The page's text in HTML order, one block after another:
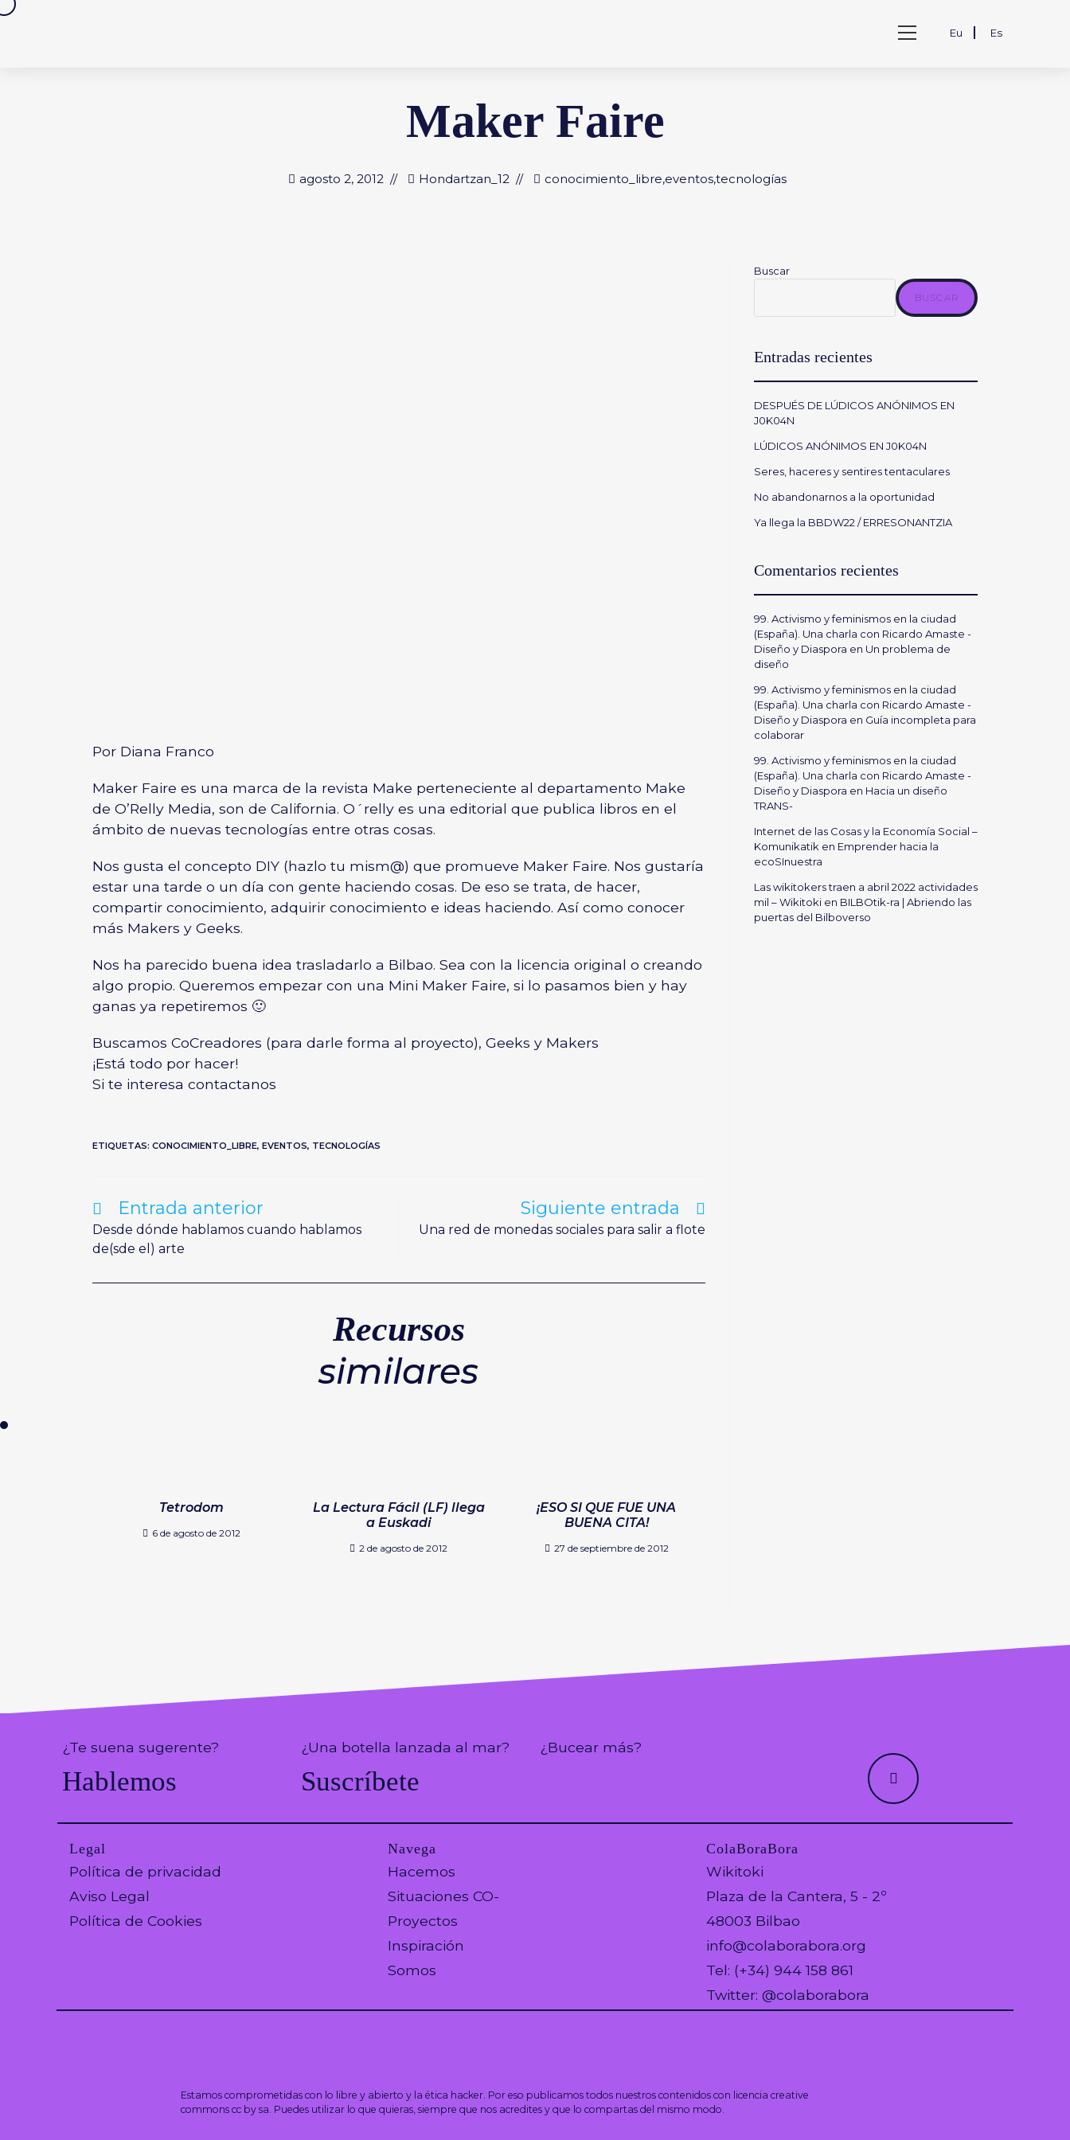
Saltar
Ver
menú
Eu Es
Maker Faire
agosto 2, 2012 Hondartzan_12 conocimiento_libre,eventos,tecnologías
Por Diana Franco
Maker Faire es una marca de la revista Make perteneciente al departamento Make
de O’Relly Media, son de California. O´relly es una editorial que publica libros en el
ámbito de nuevas tecnologías entre otras cosas.
Nos gusta el concepto DIY (hazlo tu mism@) que promueve Maker Faire. Nos gustaría
estar una tarde o un día con gente haciendo cosas. De eso se trata, de hacer,
compartir conocimiento, adquirir conocimiento e ideas haciendo. Así como conocer
más Makers y Geeks.
Nos ha parecido buena idea trasladarlo a Bilbao. Sea con la licencia original o creando
algo propio. Queremos empezar con una Mini Maker Faire, si lo pasamos bien y hay
ganas ya repetiremos 🙂
Buscamos CoCreadores (para darle forma al proyecto), Geeks y Makers
¡Está todo por hacer!
Si te interesa contactanos
ETIQUETAS: CONOCIMIENTO_LIBRE, EVENTOS, TECNOLOGÍAS
Leer
más
artículos
Entrada anterior
Desde dónde hablamos cuando hablamos
de(sde el) arte
Siguiente entrada
Una red de monedas sociales para salir a flote
Recursos
similares
Tetrodom
6 de agosto de 2012
La Lectura Fácil (LF) llega
a Euskadi
2 de agosto de 2012
¡ESO SI QUE FUE UNA
BUENA CITA!
27 de septiembre de 2012
Buscar
BUSCAR
Entradas recientes
DESPUÉS DE LÚDICOS ANÓNIMOS EN
J0K04N
LÚDICOS ANÓNIMOS EN J0K04N
Seres, haceres y sentires tentaculares
No abandonarnos a la oportunidad
Ya llega la BBDW22 / ERRESONANTZIA
Comentarios recientes
99. Activismo y feminismos en la ciudad
(España). Una charla con Ricardo Amaste -
Diseño y Diaspora en Un problema de
diseño
99. Activismo y feminismos en la ciudad
(España). Una charla con Ricardo Amaste -
Diseño y Diaspora en Guía incompleta para
colaborar
99. Activismo y feminismos en la ciudad
(España). Una charla con Ricardo Amaste -
Diseño y Diaspora en Hacia un diseño
TRANS-
Internet de las Cosas y la Economía Social –
Komunikatik en Emprender hacia la
ecoSInuestra
Las wikitokers traen a abril 2022 actividades
mil – Wikitokien BILBOtik-ra | Abriendo las
puertas del Bilboverso
¿Te suena sugerente?
Hablemos
¿Una botella lanzada al mar?
Suscríbete
¿Bucear más?
Legal
Política de privacidad
Aviso Legal
Política de Cookies
Navega
Hacemos
Situaciones CO-
Proyectos
Inspiración
Somos
ColaBoraBora
Wikitoki
Plaza de la Cantera, 5 - 2º
48003 Bilbao
info@colaborabora.org
Tel: (+34) 944 158 861
Twitter: @colaborabora
Estamos comprometidas con lo libre y abierto y la ética hacker. Por eso publicamos todos nuestros contenidos con licencia creative
commons cc by sa. Puedes utilizar lo que quieras, siempre que nos acredites y que lo compartas del mismo modo.